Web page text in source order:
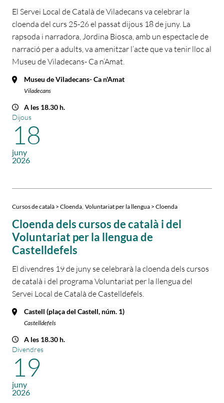
El Servei Local de Català de Viladecans va celebrar la
cloenda del curs 25-26 el passat dijous 18 de juny. La
rapsoda i narradora, Jordina Biosca, amb un espectacle de
narració per a adults, va amenitzar l’acte que va tenir lloc al
Museu de Viladecans- Ca n’Amat.
Museu de Viladecans- Ca n'Amat
Viladecans
A les 18.30 h.
Dijous
18
juny
2026
Cursos de català > Cloenda Voluntariat per la llengua > Cloenda
Cloenda dels cursos de català i del
Voluntariat per la llengua de
Castelldefels
El divendres 19 de juny se celebrarà la cloenda dels cursos
de català i del programa Voluntariat per la llengua del
Servei Local de Català de Castelldefels.
Castell (plaça del Castell, núm. 1)
Castelldefels
A les 18.30 h.
Divendres
19
juny
2026